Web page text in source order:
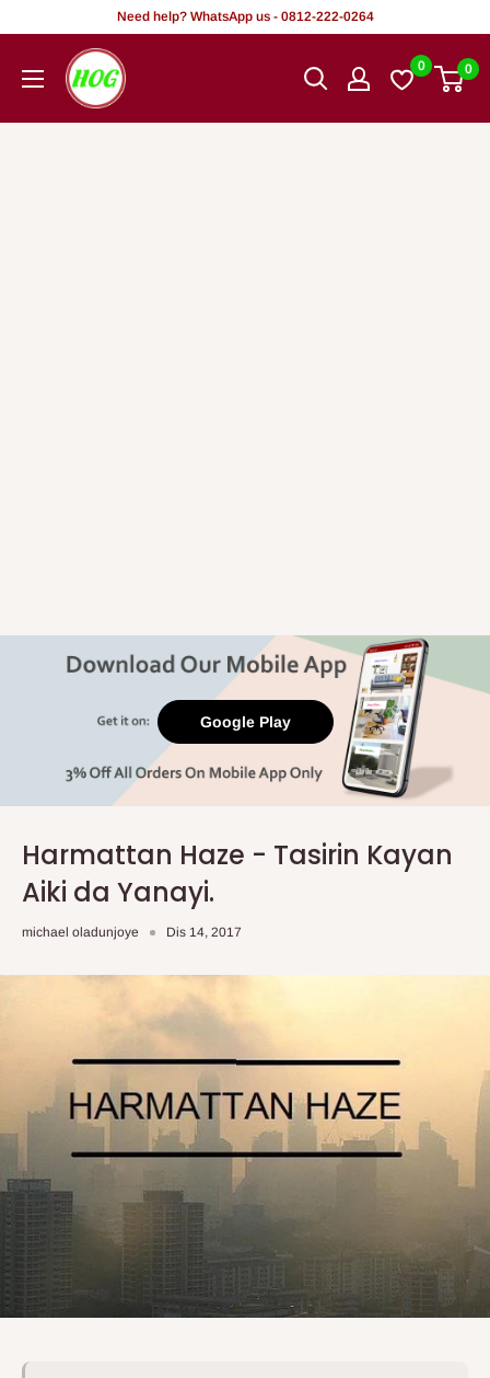
abun
Need help? WhatsApp us - 0812-222-0264
HOG
-
0 0
Google Play
Harmattan Haze - Tasirin Kayan
Aiki da Yanayi.
michael oladunjoye Dis 14, 2017